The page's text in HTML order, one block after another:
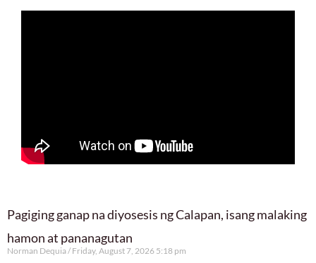
Pagiging ganap na diyosesis ng Calapan, isang malaking
hamon at pananagutan
Norman Dequia Friday, August 7, 2026 5:18 pm